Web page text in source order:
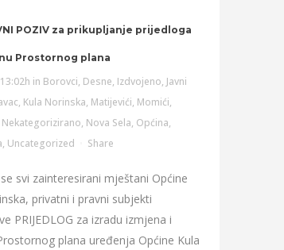
POZIV za prikupljanje prijedloga
Prostornog plana
in Borovci, Desne, Izdvojeno, Javni
, Kula Norinska, Matijevići, Momići,
Nekategorizirano, Nova Sela, Općina,
, Uncategorized Share
svi zainteresirani mještani Općine
privatni i pravni subjekti
PRIJEDLOG za izradu izmjena i
plana uređenja Općine Kula